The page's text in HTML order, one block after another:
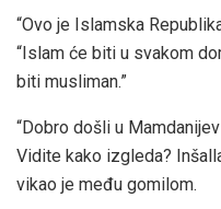
“Ovo je Islamska
“Islam će biti u svakom
biti musliman.”
“Dobro došli u
Vidite kako izgleda?
vikao je među gomilom.